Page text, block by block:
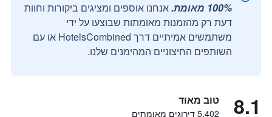
100% מאומת.
אנחנו אוספים ומציגים ביקורות וחוות
דעת רק מהזמנות מאומתות שבוצעו על ידי
משתמשים אמיתיים דרך HotelsCombined או עם
השותפים החיצוניים המהימנים שלנו.
8.1 טוב מאוד
5,402 דירוגים מאומתים